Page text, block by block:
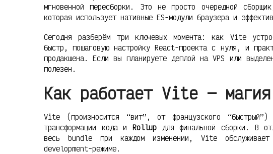
мгновенной пересборки. Это не просто очередной
которая использует нативные ES-модули браузера и
Сегодня разберём три ключевых момента: как Vite
быстр, пошаговую настройку React-проекта с нуля, и
продакшена. Если вы планируете деплой на VPS или
полезен.
Как работает Vite — магия
Vite (произносится “вит”, от французского
трансформации кода и Rollupдля финальной сборки. В
весь bundle при каждом изменении, Vite
development-режиме.